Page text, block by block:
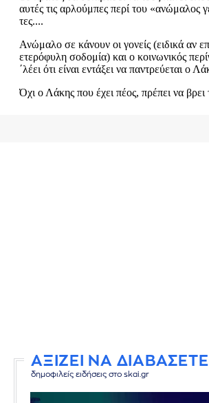
ΑΞΙΖΕΙ ΝΑ ΔΙΑΒΑΣΕΤΕ
δημοφιλείς ειδήσεις στο skai.gr